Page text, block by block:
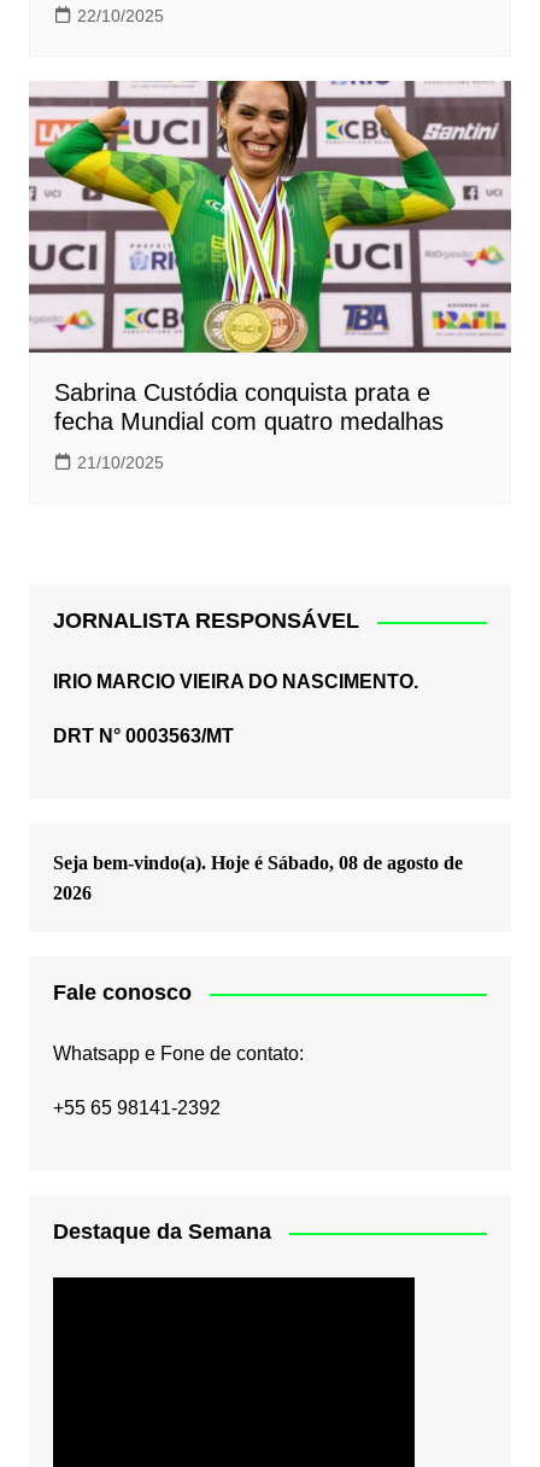
22/10/2025
Sabrina Custódia conquista prata e
fecha Mundial com quatro medalhas
21/10/2025
JORNALISTA RESPONSÁVEL
IRIO MARCIO VIEIRA DO NASCIMENTO.
DRT N° 0003563/MT
Seja bem-vindo(a). Hoje é Sábado, 08 de agosto de
2026
Fale conosco
Whatsapp e Fone de contato:
+55 65 98141-2392
Destaque da Semana